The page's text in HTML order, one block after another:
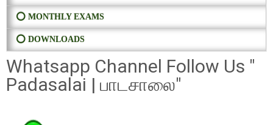
⭕ MONTHLY EXAMS
⭕ DOWNLOADS
Whatsapp Channel Follow Us "
Padasalai | பாடசாலை"